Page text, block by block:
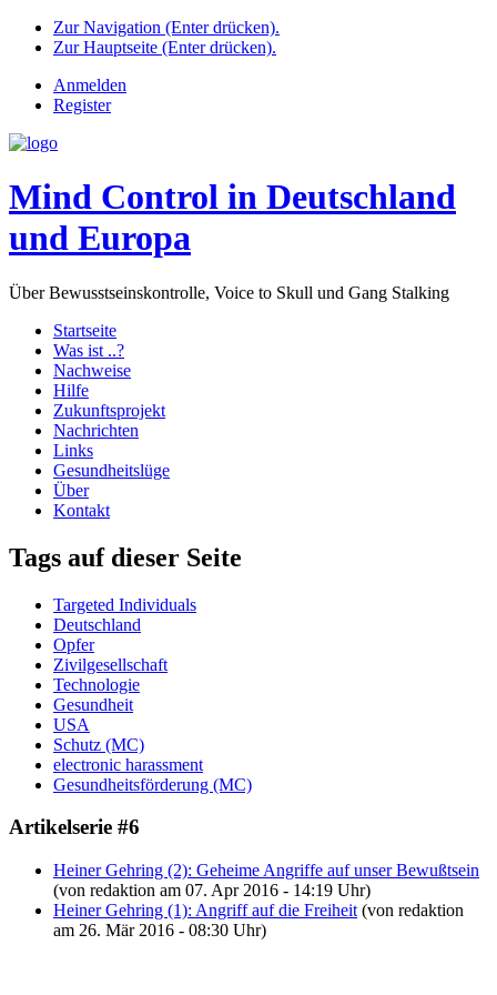
Zur Navigation (Enter drücken).
Zur Hauptseite (Enter drücken).
Anmelden
Register
Mind Control in Deutschland
und Europa
Über Bewusstseinskontrolle, Voice to Skull und Gang Stalking
Startseite
Was ist ..?
Nachweise
Hilfe
Zukunftsprojekt
Nachrichten
Links
Gesundheitslüge
Über
Kontakt
Tags auf dieser Seite
Targeted Individuals
Deutschland
Opfer
Zivilgesellschaft
Technologie
Gesundheit
USA
Schutz (MC)
electronic harassment
Gesundheitsförderung (MC)
Artikelserie #6
Heiner Gehring (2): Geheime Angriffe auf unser Bewußtsein
(von redaktion am 07. Apr 2016 - 14:19 Uhr)
Heiner Gehring (1): Angriff auf die Freiheit (von redaktion
am 26. Mär 2016 - 08:30 Uhr)